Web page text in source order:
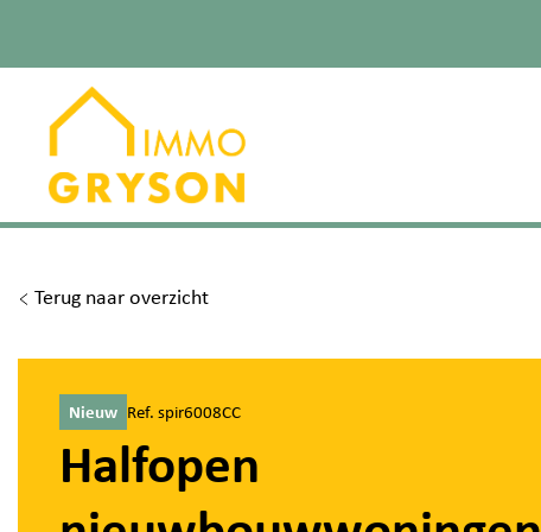
Terug naar overzicht
Nieuw Ref. spir6008CC
Halfopen